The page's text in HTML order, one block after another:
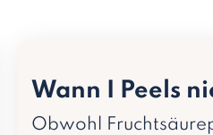
Wann I Peels
Obwohl